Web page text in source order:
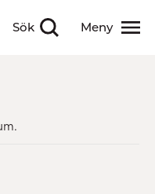
Sök
Visa sökfält Meny
Visa meny